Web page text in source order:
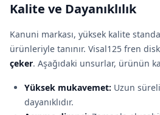
Kalite ve Dayanıklılık
Kanuni markası, yüksek kalite
ürünleriyle tanınır. Visal125 fren
çeker. Aşağıdaki unsurlar, ürünün
Yüksek mukavemet: Uzun
dayanıklıdır.